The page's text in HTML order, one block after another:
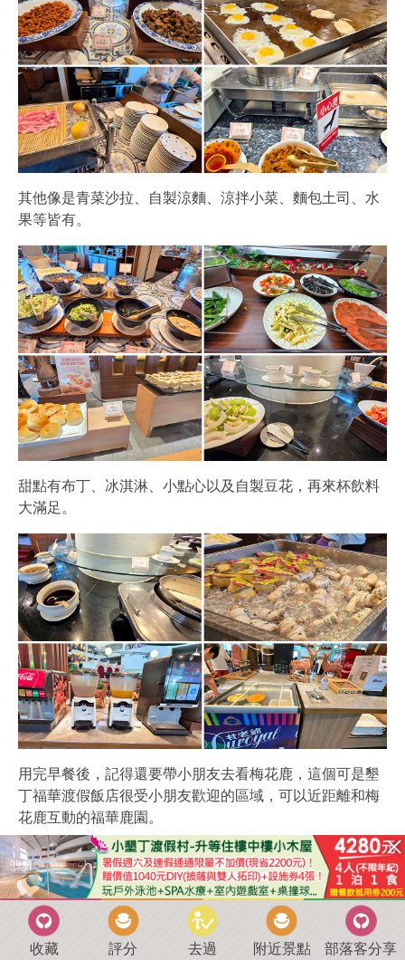
其他像是青菜沙拉、自製涼麵、涼拌小菜、麵包土司、水
果等皆有。
甜點有布丁、冰淇淋、小點心以及自製豆花，再來杯飲料
大滿足。
用完早餐後，記得還要帶小朋友去看梅花鹿，這個可是墾
丁福華渡假飯店很受小朋友歡迎的區域，可以近距離和梅
花鹿互動的福華鹿園。
收藏 評分 去過 附近景點 部落客分享